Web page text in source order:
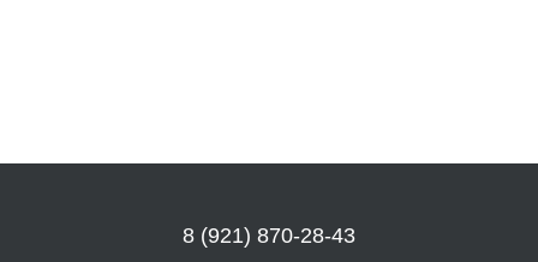
8 (921) 870-28-43